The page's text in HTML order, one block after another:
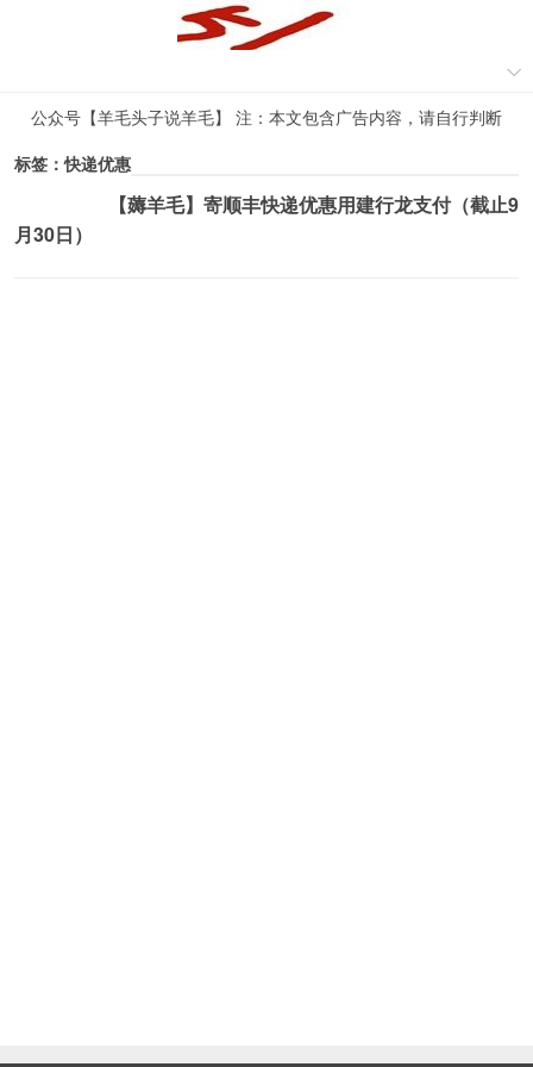
公众号【羊毛头子说羊毛】 注：本文包含广告内容，请自行判断
标签：快递优惠
【薅羊毛】寄顺丰快递优惠用建行龙支付（截止9
月30日）